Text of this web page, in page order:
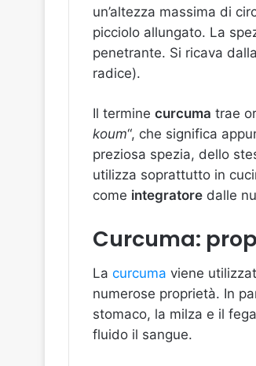
un’altezza massima di
picciolo allungato. La
penetrante. Si ricava
radice).
Il termine curcuma trae
koum“, che significa
preziosa spezia, dello
utilizza soprattutto in
come integratore dalle
Curcuma:
La curcuma viene
numerose proprietà. In
stomaco, la milza e il
fluido il sangue.